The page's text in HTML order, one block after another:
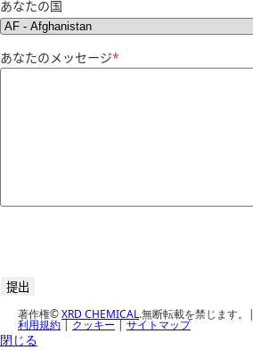
あなたの国
あなたのメッセージ*
著作権©XRD CHEMICAL.無断転載を禁じます。|
利用規約|クッキー|サイトマップ
閉じる